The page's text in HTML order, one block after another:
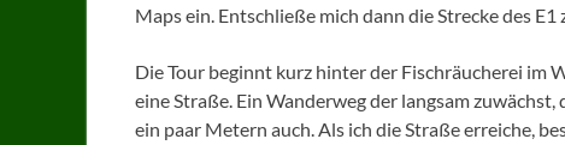
Maps ein. Entschließe mich dann die Strecke des E1
Die Tour beginnt kurz hinter der Fischräucherei im
eine Straße. Ein Wanderweg der langsam
ein paar Metern auch. Als ich die Straße erreiche,